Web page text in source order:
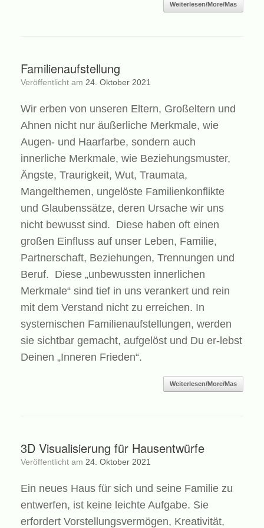
Weiterlesen/More/Mas
Familienaufstellung
Veröffentlicht am 24. Oktober 2021
Wir erben von unseren Eltern, Großeltern und
Ahnen nicht nur äußerliche Merkmale, wie
Augen- und Haarfarbe, sondern auch
innerliche Merkmale, wie Beziehungsmuster,
Ängste, Traurigkeit, Wut, Traumata,
Mangelthemen, ungelöste Familienkonflikte
und Glaubenssätze, deren Ursache wir uns
nicht bewusst sind. Diese haben oft einen
großen Einfluss auf unser Leben, Familie,
Partnerschaft, Beziehungen, Trennungen und
Beruf. Diese „unbewussten innerlichen
Merkmale“ sind tief in uns verankert und rein
mit dem Verstand nicht zu erreichen. In
systemischen Familienaufstellungen, werden
sie sichtbar gemacht, aufgelöst und Du er-lebst
Deinen „Inneren Frieden“.
Weiterlesen/More/Mas
3D Visualisierung für Hausentwürfe
Veröffentlicht am 24. Oktober 2021
Ein neues Haus für sich und seine Familie zu
entwerfen, ist keine leichte Aufgabe. Sie
erfordert Vorstellungsvermögen, Kreativität,